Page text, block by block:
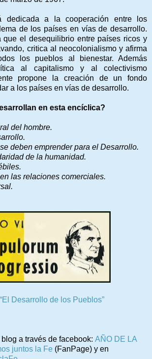
dedicada a la cooperación entre los
de los países en vías de desarrollo.
que el desequilibrio entre países ricos y
critica al neocolonialismo y afirma
los pueblos al bienestar. Además
al capitalismo y al colectivismo
propone la creación de un fondo
a los países en vías de desarrollo.
en esta encíclica?
del hombre.
deben emprender para el Desarrollo.
de la humanidad.
las relaciones comerciales.
“El Desarrollo de los Pueblos”
a través de facebook: AÑO DE LA
juntos la Fe (FanPage) y en